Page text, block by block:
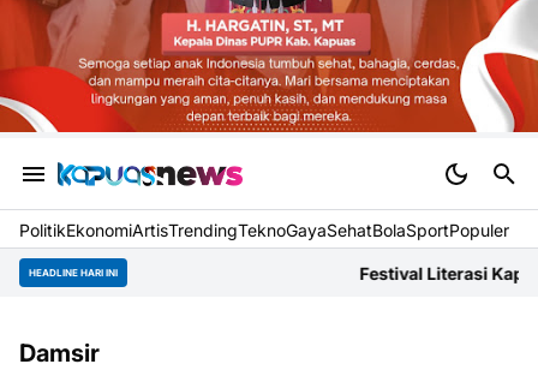
PolitikEkonomiArtisTrendingTeknoGayaSehatBolaSportPopuler
HEADLINE HARI INI Festival Literasi Kapuas
Damsir